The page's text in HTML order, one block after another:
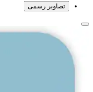
تصاویر رسمی